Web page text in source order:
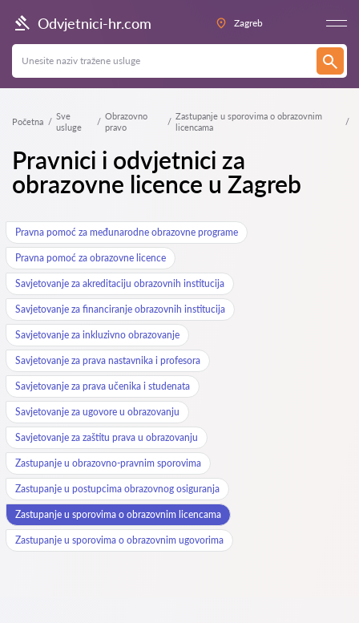
Odvjetnici-hr.com Zagreb
Početna
Sve
usluge
Obrazovno
pravo
Zastupanje u sporovima o obrazovnim
licencama
Pravnici i odvjetnici za
obrazovne licence u Zagreb
Pravna pomoć za međunarodne obrazovne programe
Pravna pomoć za obrazovne licence
Savjetovanje za akreditaciju obrazovnih institucija
Savjetovanje za financiranje obrazovnih institucija
Savjetovanje za inkluzivno obrazovanje
Savjetovanje za prava nastavnika i profesora
Savjetovanje za prava učenika i studenata
Savjetovanje za ugovore u obrazovanju
Savjetovanje za zaštitu prava u obrazovanju
Zastupanje u obrazovno-pravnim sporovima
Zastupanje u postupcima obrazovnog osiguranja
Zastupanje u sporovima o obrazovnim licencama
Zastupanje u sporovima o obrazovnim ugovorima